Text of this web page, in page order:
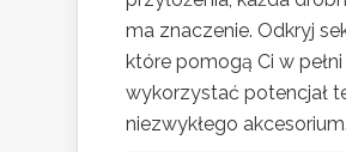
ma znaczenie. Odkryj
które pomogą Ci w pełni
wykorzystać potencjał
niezwykłego akcesorium.